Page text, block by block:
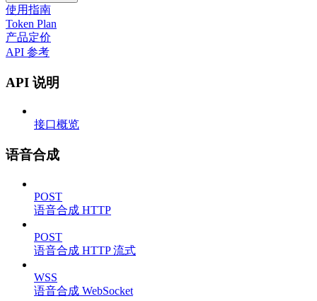
使用指南
Token Plan
产品定价
API 参考
API 说明
接口概览
语音合成
POST
语音合成 HTTP
POST
语音合成 HTTP 流式
WSS
语音合成 WebSocket